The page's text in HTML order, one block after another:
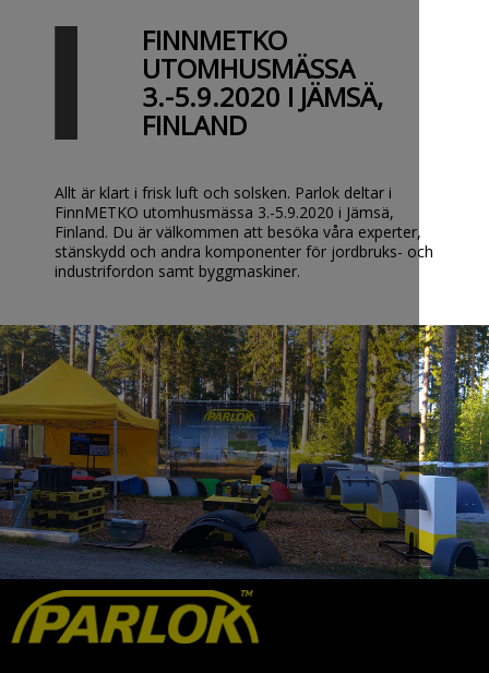
FINNMETKO
UTOMHUSMÄSSA
3.-5.9.2020 I JÄMSÄ,
FINLAND
Allt är klart i frisk luft och solsken. Parlok deltar i
FinnMETKO utomhusmässa 3.-5.9.2020 i Jämsä,
Finland. Du är välkommen att besöka våra experter,
stänskydd och andra komponenter för jordbruks- och
industrifordon samt byggmaskiner.